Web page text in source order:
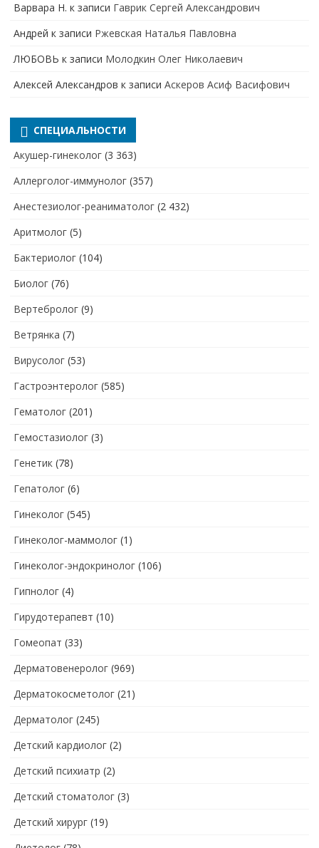
Варвара Н. к записи Гаврик Сергей Александрович
Андрей к записи Ржевская Наталья Павловна
ЛЮБОВЬ к записи Молодкин Олег Николаевич
Алексей Александров к записи Аскеров Асиф Васифович
СПЕЦИАЛЬНОСТИ
Акушер-гинеколог (3 363)
Аллерголог-иммунолог (357)
Анестезиолог-реаниматолог (2 432)
Аритмолог (5)
Бактериолог (104)
Биолог (76)
Вертебролог (9)
Ветрянка (7)
Вирусолог (53)
Гастроэнтеролог (585)
Гематолог (201)
Гемостазиолог (3)
Генетик (78)
Гепатолог (6)
Гинеколог (545)
Гинеколог-маммолог (1)
Гинеколог-эндокринолог (106)
Гипнолог (4)
Гирудотерапевт (10)
Гомеопат (33)
Дерматовенеролог (969)
Дерматокосметолог (21)
Дерматолог (245)
Детский кардиолог (2)
Детский психиатр (2)
Детский стоматолог (3)
Детский хирург (19)